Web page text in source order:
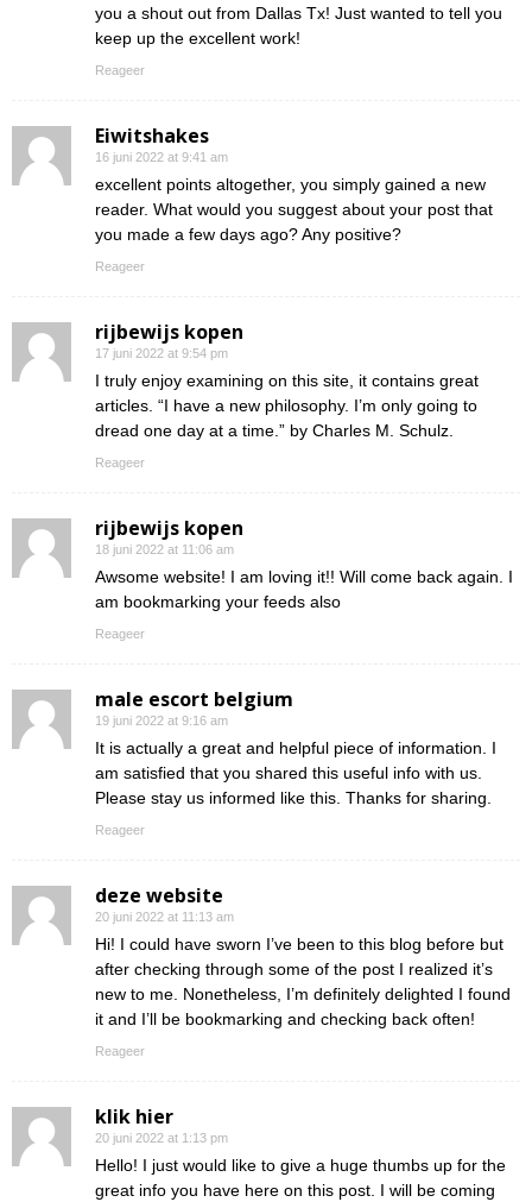
you a shout out from Dallas Tx! Just wanted to tell you
keep up the excellent work!
Reageer
Eiwitshakes
16 juni 2022 at 9:41 am
excellent points altogether, you simply gained a new
reader. What would you suggest about your post that
you made a few days ago? Any positive?
Reageer
rijbewijs kopen
17 juni 2022 at 9:54 pm
I truly enjoy examining on this site, it contains great
articles. “I have a new philosophy. I’m only going to
dread one day at a time.” by Charles M. Schulz.
Reageer
rijbewijs kopen
18 juni 2022 at 11:06 am
Awsome website! I am loving it!! Will come back again. I
am bookmarking your feeds also
Reageer
male escort belgium
19 juni 2022 at 9:16 am
It is actually a great and helpful piece of information. I
am satisfied that you shared this useful info with us.
Please stay us informed like this. Thanks for sharing.
Reageer
deze website
20 juni 2022 at 11:13 am
Hi! I could have sworn I’ve been to this blog before but
after checking through some of the post I realized it’s
new to me. Nonetheless, I’m definitely delighted I found
it and I’ll be bookmarking and checking back often!
Reageer
klik hier
20 juni 2022 at 1:13 pm
Hello! I just would like to give a huge thumbs up for the
great info you have here on this post. I will be coming